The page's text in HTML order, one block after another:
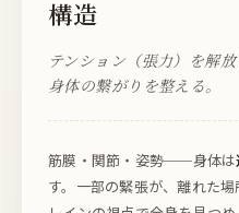
構造
テンション（張力）を解放
身体の繋がりを整える。
筋膜・関節・姿勢──身体は
す。一部の緊張が、離れた